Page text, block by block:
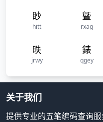
眇
hitt
曁
rxag
昳
jrwy
錶
qgey
关于我们
提供专业的五笔编码查询服